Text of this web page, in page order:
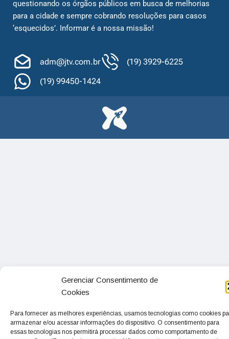
Gerenciar Consentimento de
Cookies
Para fornecer as melhores experiências, usamos tecnologias como cookies
armazenar e/ou acessar informações do dispositivo. O consentimento para
essas tecnologias nos permitirá processar dados como comportamento de
questionando os órgãos públicos em busca de melhorias
para a cidade e sempre cobrando resoluções para casos
‘esquecidos’. Informar é a nossa missão!
adm@jtv.com.br
(19) 3929-6225
(19) 99450-1424